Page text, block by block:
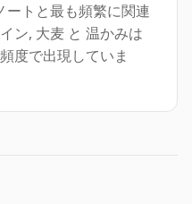
ートと最も頻繁に関連
ン, 大麦 と 温かみは
度で出現していま